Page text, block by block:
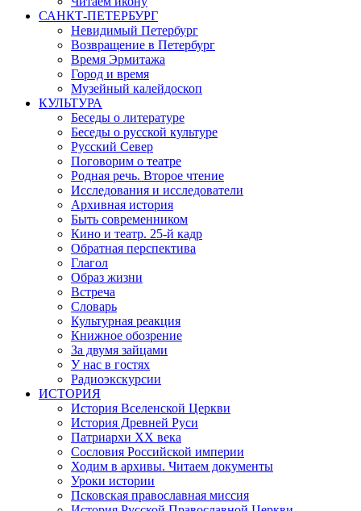
САНКТ-ПЕТЕРБУРГ
Невидимый Петербург
Возвращение в Петербург
Время Эрмитажа
Город и время
Музейный калейдоскоп
КУЛЬТУРА
Беседы о литературе
Беседы о русской культуре
Русский Север
Поговорим о театре
Родная речь. Второе чтение
Исследования и исследователи
Архивная история
Быть современником
Кино и театр. 25-й кадр
Обратная перспектива
Глагол
Образ жизни
Встреча
Словарь
Культурная реакция
Книжное обозрение
За двумя зайцами
У нас в гостях
Радиоэкскурсии
ИСТОРИЯ
История Вселенской Церкви
История Древней Руси
Патриархи XX века
Сословия Российской империи
Ходим в архивы. Читаем документы
Уроки истории
Псковская православная миссия